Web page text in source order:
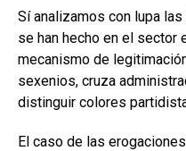
Sí analizamos con lupa
se han hecho en el sector
mecanismo de
sexenios, cruza
distinguir colores
El caso de las